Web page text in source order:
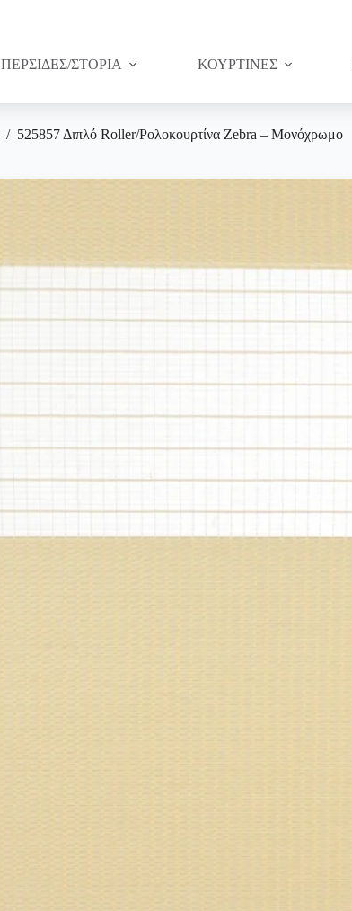
ΠΕΡΣΙΔΕΣ/ΣΤΟΡΙΑ ΚΟΥΡΤΙΝΕΣ
/ 525857 Διπλό Roller/Ρολοκουρτίνα Zebra – Μονόχρωμο